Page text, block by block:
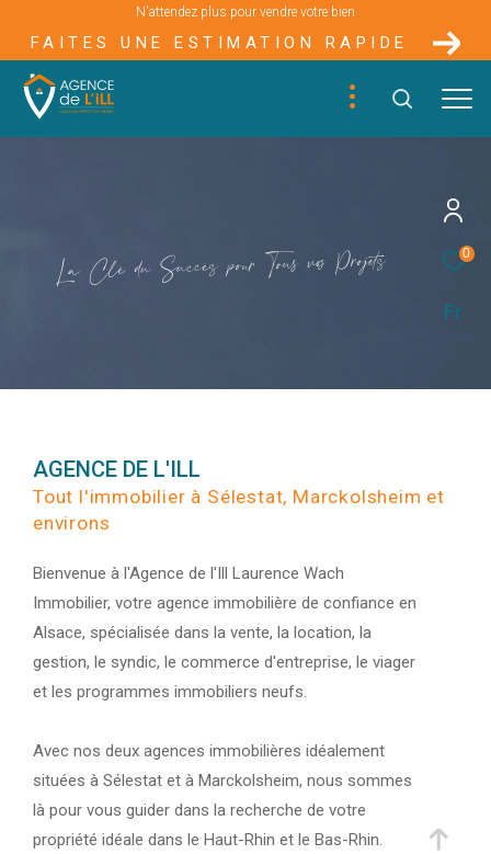
N'attendez plus pour vendre votre bien
FAITES UNE ESTIMATION RAPIDE
0
Fr
La Clé du Succès pou Tous vos Projets
AGENCE DE L'ILL
Tout l'immobilier à Sélestat, Marckolsheim et
environs
Bienvenue à l'Agence de l'Ill Laurence Wach
Immobilier, votre agence immobilière de confiance en
Alsace, spécialisée dans la vente, la location, la
gestion, le syndic, le commerce d'entreprise, le viager
et les programmes immobiliers neufs.
Avec nos deux agences immobilières idéalement
situées à Sélestat et à Marckolsheim, nous sommes
là pour vous guider dans la recherche de votre
propriété idéale dans le Haut-Rhin et le Bas-Rhin.